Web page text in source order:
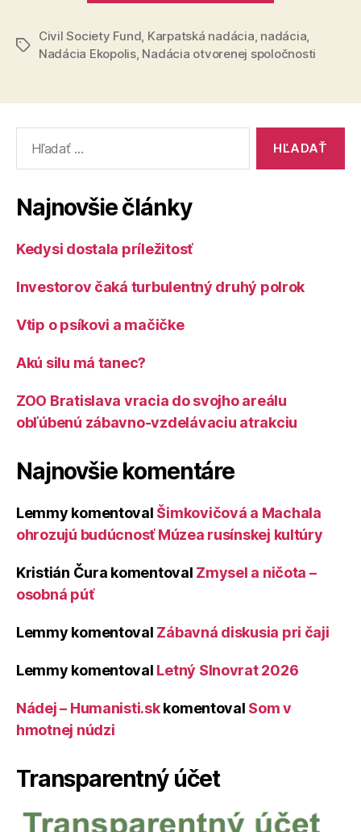
uskutočnilo
podujatie
otvoreniu
nového
programu
podpory
Značky
Civil Society Fund, Karpatská nadácia, nadácia,
Nadácia Ekopolis, Nadácia otvorenej spoločnosti
Najnovšie články
Kedysi dostala príležitosť
Investorov čaká turbulentný druhý polrok
Vtip o psíkovi a mačičke
Akú silu má tanec?
ZOO Bratislava vracia do svojho areálu
obľúbenú zábavno-vzdelávaciu atrakciu
Najnovšie komentáre
Lemmy komentoval Šimkovičová a Machala
ohrozujú budúcnosť Múzea rusínskej kultúry
Kristián Čura komentoval Zmysel a ničota –
osobná púť
Lemmy komentoval Zábavná diskusia pri čaji
Lemmy komentoval Letný Slnovrat 2026
Nádej – Humanisti.skkomentoval Som v
hmotnej núdzi
Transparentný účet